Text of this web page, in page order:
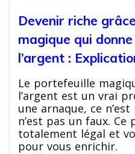
Devenir riche
magique qui
l’argent :
Le portefeuille
l’argent est un vrai
une arnaque, ce
n’est pas un faux.
totalement légal et
pour vous enrichir.